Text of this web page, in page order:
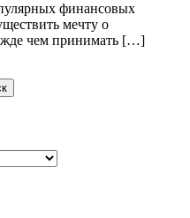
финансовых
мечту о
чем принимать […]